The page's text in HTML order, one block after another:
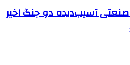
واحد صنعتی آسیب‌دیده دو جنگ اخیر